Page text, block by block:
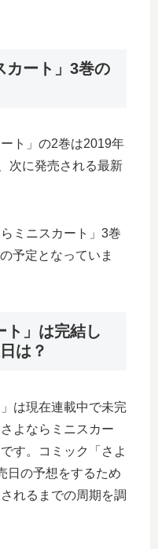
カート」3巻の
ト」の2巻は2019年
次に発売される最新
ミニスカート」3巻
予定となっていま
ト」は完結し
は？
は現在連載中で未完
よならミニスカー
す。コミック「さよ
日の予想をするため
れるまでの周期を調